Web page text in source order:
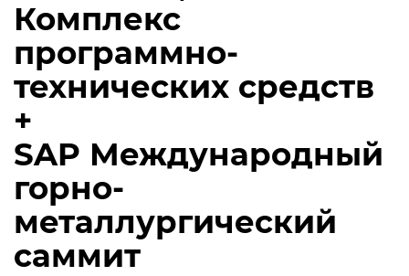
Комплекс
программно-
технических средств
+
SAP Международный
горно-
металлургический
саммит